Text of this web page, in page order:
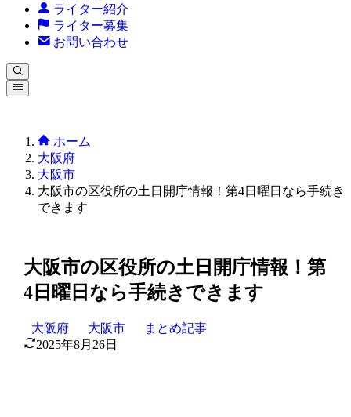
ライター紹介
ライター募集
お問い合わせ
ホーム
大阪府
大阪市
大阪市の区役所の土日開庁情報！第4日曜日なら手続き
できます
大阪市の区役所の土日開庁情報！第
4日曜日なら手続きできます
大阪府 大阪市
まとめ記事
2025年8月26日